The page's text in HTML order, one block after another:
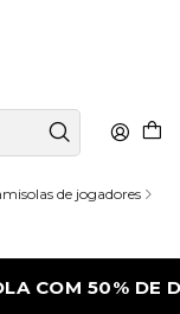
de jogadores
COM 50% DE